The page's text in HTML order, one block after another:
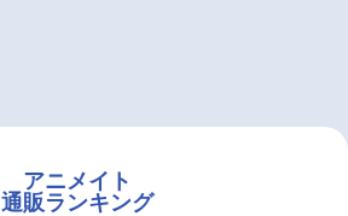
アニメイト
通販ランキング